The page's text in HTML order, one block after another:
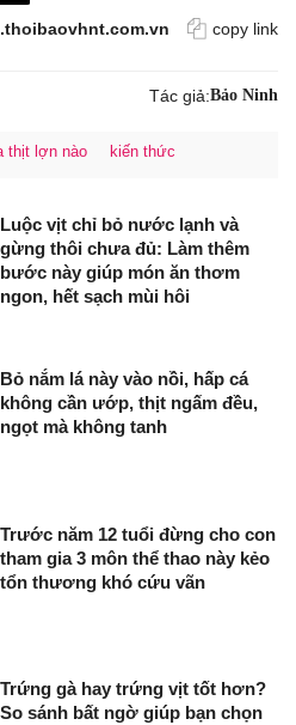
copy link
Tác giả:Bảo Ninh
thịt lợn nào kiến thức
Luộc vịt chỉ bỏ nước lạnh và
gừng thôi chưa đủ: Làm thêm
bước này giúp món ăn thơm
ngon, hết sạch mùi hôi
Bỏ nắm lá này vào nồi, hấp cá
không cần ướp, thịt ngấm đều,
ngọt mà không tanh
Trước năm 12 tuổi đừng cho con
tham gia 3 môn thể thao này kẻo
tổn thương khó cứu vãn
Trứng gà hay trứng vịt tốt hơn?
So sánh bất ngờ giúp bạn chọn